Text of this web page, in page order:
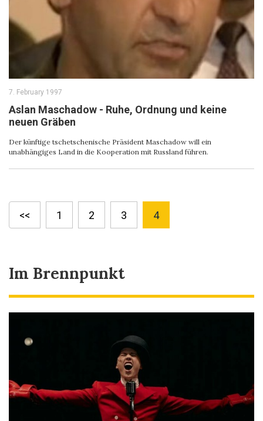
7. February 1997
Aslan Maschadow - Ruhe, Ordnung und keine
neuen Gräben
Der künftige tschetschenische Präsident Maschadow will ein
unabhängiges Land in die Kooperation mit Russland führen.
<< 1 2 3 4
Im Brennpunkt